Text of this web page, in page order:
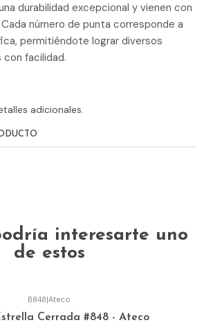
durabilidad excepcional y vienen con
número de punta corresponde a
permitiéndote lograr diversos
facilidad.
adicionales.
interesarte uno
de estos
B848|Ateco
Cerrada #848 - Ateco